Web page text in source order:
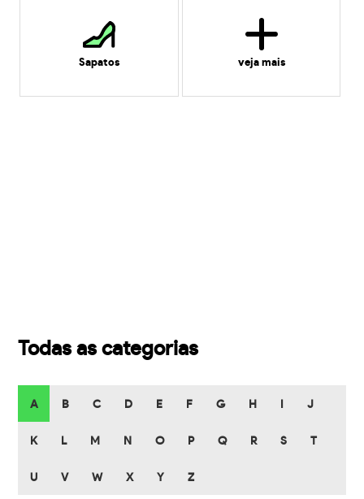
Sapatos veja mais
Todas as categorias
A B C D E F G H J
K L M N O P Q R S T
U V W X Y Z